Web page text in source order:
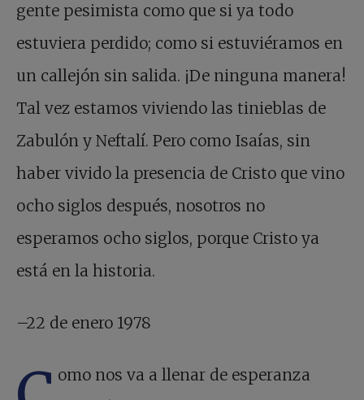
gente pesimista como que si ya todo
estuviera perdido; como si estuviéramos en
un callejón sin salida. ¡De ninguna manera!
Tal vez estamos viviendo las tinieblas de
Zabulón y Neftalí. Pero como Isaías, sin
haber vivido la presencia de Cristo que vino
ocho siglos después, nosotros no
esperamos ocho siglos, porque Cristo ya
está en la historia.
–22 de enero 1978
omo nos va a llenar de esperanza